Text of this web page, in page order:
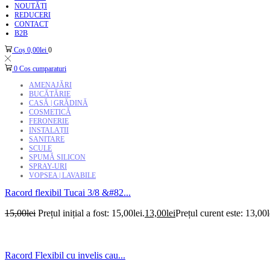
NOUTĂȚI
REDUCERI
CONTACT
B2B
Coș 0,00lei 0
0 Cos cumparaturi
AMENAJĂRI
BUCĂTĂRIE
CASĂ | GRĂDINĂ
COSMETICĂ
FERONERIE
INSTALAȚII
SANITARE
SCULE
SPUMĂ SILICON
SPRAY-URI
VOPSEA | LAVABILE
Racord flexibil Tucai 3/8 &#82...
15,00lei Prețul inițial a fost: 15,00lei.13,00leiPrețul curent este:
Racord Flexibil cu invelis cau...